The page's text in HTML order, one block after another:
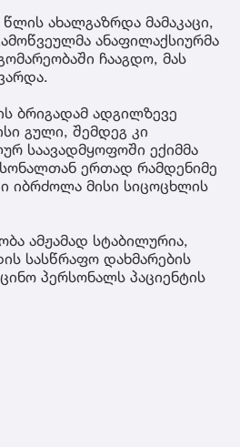
ახალგაზრდა მამაკაცი,
ანაფილაქსიურმა
ჩააგდო, მას
ბრიგადამ ადგილზევე
გული, შემდეგ კი
საავადმყოფოში ექიმმა
ერთად რამდენიმე
იბრძოლა მისი სიცოცხლის
ამჟამად სტაბილურია,
სასწრაფო დახმარების
პერსონალს პაციენტის